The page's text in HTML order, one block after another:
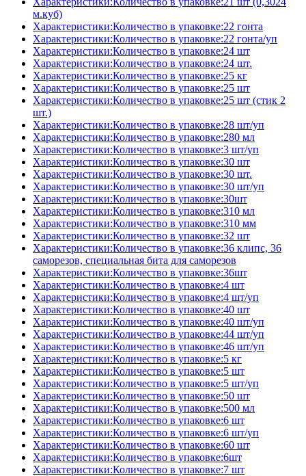
м.куб)
Характеристики:Количество в упаковке:22 гонта
Характеристики:Количество в упаковке:22 гонта/уп
Характеристики:Количество в упаковке:24 шт
Характеристики:Количество в упаковке:24 шт.
Характеристики:Количество в упаковке:25 кг
Характеристики:Количество в упаковке:25 шт
Характеристики:Количество в упаковке:25 шт (стик 2
шт.)
Характеристики:Количество в упаковке:28 шт/уп
Характеристики:Количество в упаковке:280 мл
Характеристики:Количество в упаковке:3 шт/уп
Характеристики:Количество в упаковке:30 шт
Характеристики:Количество в упаковке:30 шт.
Характеристики:Количество в упаковке:30 шт/уп
Характеристики:Количество в упаковке:30шт
Характеристики:Количество в упаковке:310 мл
Характеристики:Количество в упаковке:310 мм
Характеристики:Количество в упаковке:32 шт
Характеристики:Количество в упаковке:36 клипс, 36
саморезов, специальная бита для саморезов
Характеристики:Количество в упаковке:36шт
Характеристики:Количество в упаковке:4 шт
Характеристики:Количество в упаковке:4 шт/уп
Характеристики:Количество в упаковке:40 шт
Характеристики:Количество в упаковке:40 шт/уп
Характеристики:Количество в упаковке:44 шт/уп
Характеристики:Количество в упаковке:46 шт/уп
Характеристики:Количество в упаковке:5 кг
Характеристики:Количество в упаковке:5 шт
Характеристики:Количество в упаковке:5 шт/уп
Характеристики:Количество в упаковке:50 шт
Характеристики:Количество в упаковке:500 мл
Характеристики:Количество в упаковке:6 шт
Характеристики:Количество в упаковке:6 шт/уп
Характеристики:Количество в упаковке:60 шт
Характеристики:Количество в упаковке:6шт
Характеристики:Количество в упаковке:7 шт